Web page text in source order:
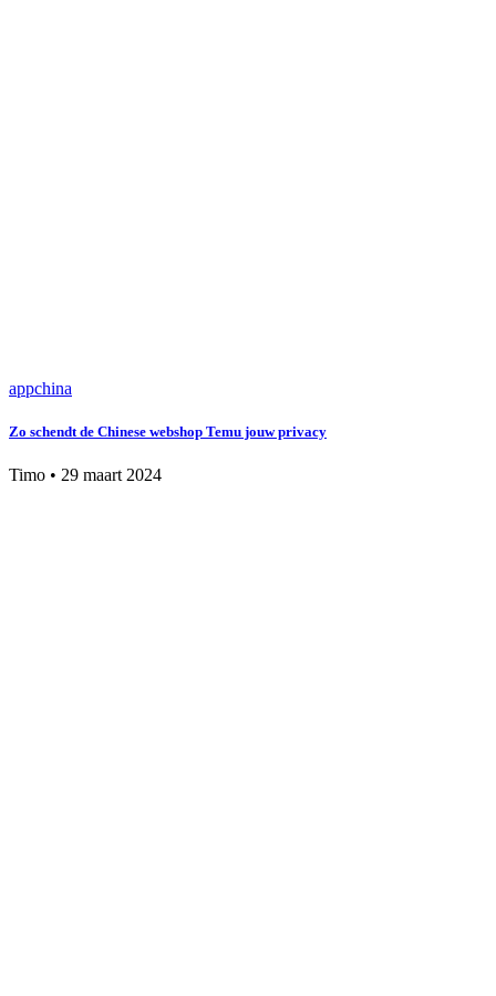
appchina
Zo schendt de Chinese webshop Temu jouw privacy
Timo • 29 maart 2024